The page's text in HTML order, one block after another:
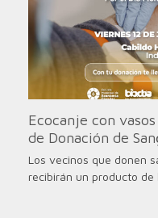
Ecocanje con
de Donación de
Los vecinos que donen
recibirán un producto